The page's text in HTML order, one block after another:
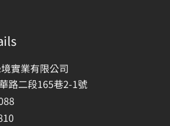
實業有限公司
路二段165巷2-1號